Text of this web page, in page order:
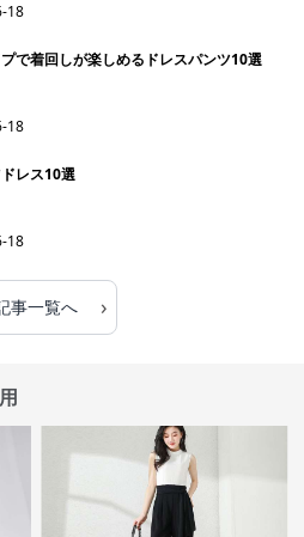
18
で着回しが楽しめるドレスパンツ10選
18
レス10選
18
事一覧へ ›